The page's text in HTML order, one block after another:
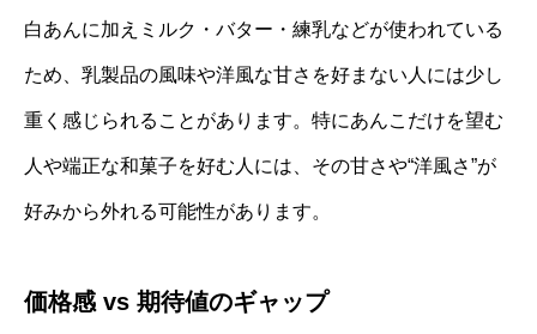
白あんに加えミルク・バター・練乳などが使われている
ため、乳製品の風味や洋風な甘さを好まない人には少し
重く感じられることがあります。特にあんこだけを望む
人や端正な和菓子を好む人には、その甘さや“洋風さ”が
好みから外れる可能性があります。
価格感 vs 期待値のギャップ